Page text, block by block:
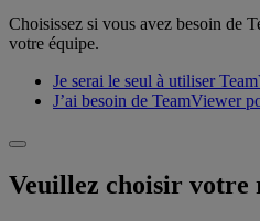
Choisissez si vous avez besoin de
votre équipe.
Je serai le seul à utiliser
J’ai besoin de TeamViewer
Veuillez choisir votre